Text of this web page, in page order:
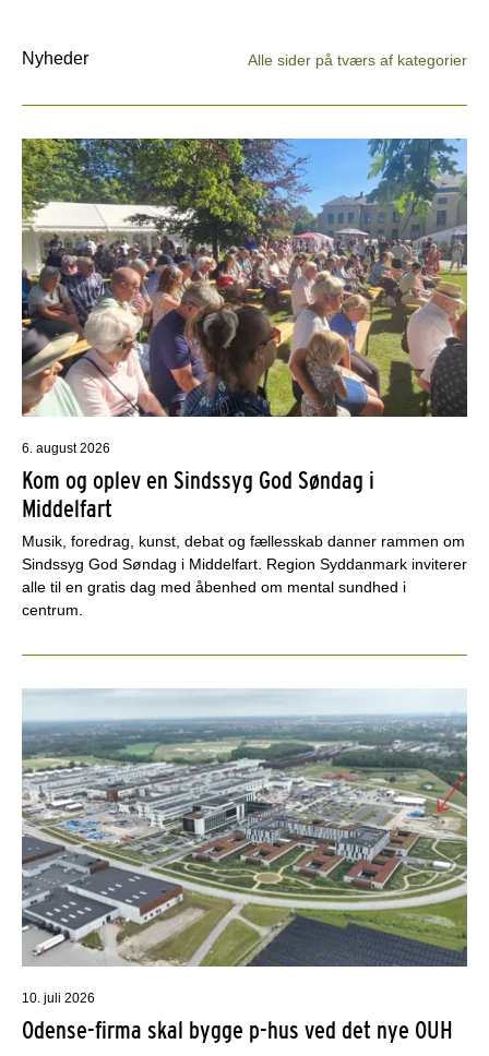
Nyheder Alle sider på tværs af kategorier
6. august 2026
Kom og oplev en Sindssyg God Søndag i
Middelfart
Musik, foredrag, kunst, debat og fællesskab danner rammen om
Sindssyg God Søndag i Middelfart. Region Syddanmark inviterer
alle til en gratis dag med åbenhed om mental sundhed i
centrum.
10. juli 2026
Odense-firma skal bygge p-hus ved det nye OUH